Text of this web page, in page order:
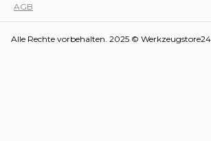
AGB
Alle Rechte vorbehalten. 2025 ©